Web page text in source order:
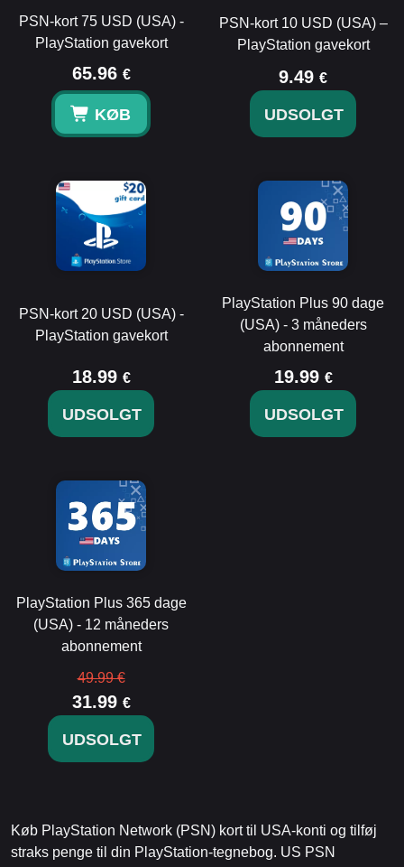
PSN-kort 75 USD (USA) -
PlayStation gavekort
65.96 €
KØB
PSN-kort 10 USD (USA) –
PlayStation gavekort
9.49 €
UDSOLGT
PSN-kort 20 USD (USA) -
PlayStation gavekort
18.99 €
UDSOLGT
PlayStation Plus 90 dage
(USA) - 3 måneders
abonnement
19.99 €
UDSOLGT
PlayStation Plus 365 dage
(USA) - 12 måneders
abonnement
49.99 €
31.99 €
UDSOLGT
Køb PlayStation Network (PSN) kort til USA-konti og tilføj
straks penge til din PlayStation-tegnebog. US PSN